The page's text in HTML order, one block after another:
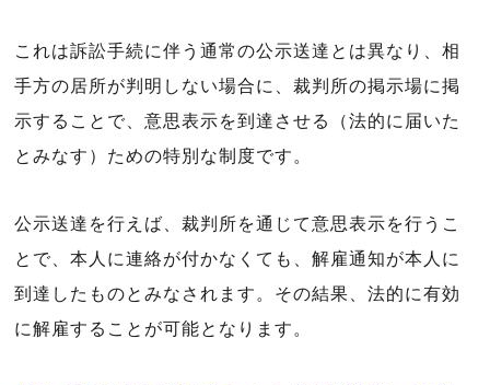
これは訴訟手続に伴う通常の公示送達とは異なり、相
手方の居所が判明しない場合に、裁判所の掲示場に掲
示することで、意思表示を到達させる（法的に届いた
とみなす）ための特別な制度です。
公示送達を行えば、裁判所を通じて意思表示を行うこ
とで、本人に連絡が付かなくても、解雇通知が本人に
到達したものとみなされます。その結果、法的に有効
に解雇することが可能となります。